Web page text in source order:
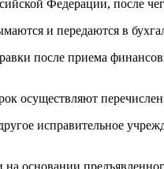
Федерации,
и передаются в
после приема
осуществляют
исправительное
основании